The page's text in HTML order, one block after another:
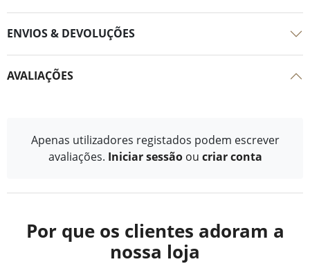
ENVIOS & DEVOLUÇÕES
AVALIAÇÕES
Apenas utilizadores registados podem escrever
avaliações. Iniciar sessão ou criar conta
Por que os clientes adoram a
nossa loja